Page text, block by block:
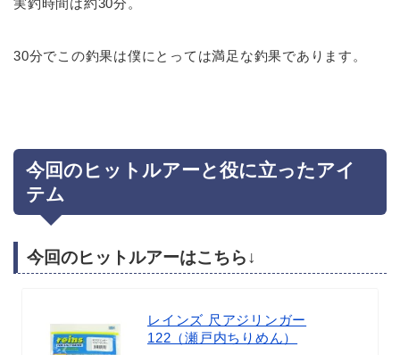
30分でこの釣果は僕にとっては満足な釣果であります。
今回のヒットルアーと役に立ったアイ
テム
今回のヒットルアーはこちら↓
レインズ 尺アジリンガー
122（瀬戸内ちりめん）